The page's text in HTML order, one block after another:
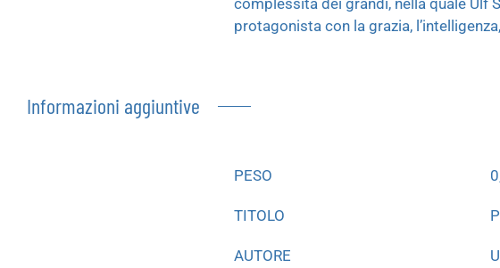
complessità dei grandi, nella quale Ulf
protagonista con la grazia,
Informazioni aggiuntive
PESO
TITOLO
AUTORE